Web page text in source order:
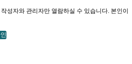
작성자와 관리자만 열람하실 수 있습니다. 본인이